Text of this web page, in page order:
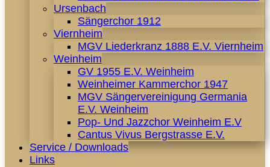
Ursenbach
Sängerchor 1912
Viernheim
MGV Liederkranz 1888 E.V. Viernheim
Weinheim
GV 1955 E.V. Weinheim
Weinheimer Kammerchor 1947
MGV Sängervereinigung Germania
E.V. Weinheim
Pop- Und Jazzchor Weinheim E.V
Cantus Vivus Bergstrasse E.V.
Service / Downloads
Links